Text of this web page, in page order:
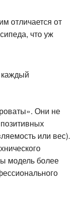
отличается от
что уж
каждый
Они не
или вес).
модель более